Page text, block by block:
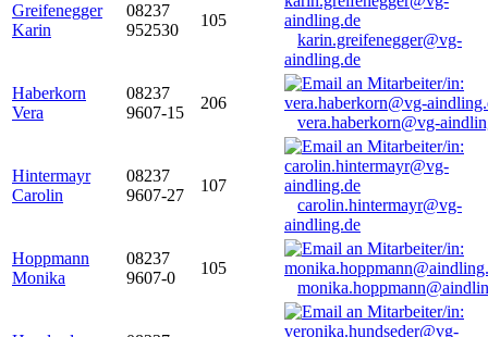
Greifenegger
Karin
08237
952530
105
karin.greifenegger@vg-
aindling.de
Haberkorn
Vera
08237
9607-15
206
vera.haberkorn@vg-
Hintermayr
Carolin
08237
9607-27
107
carolin.hintermayr@vg-
aindling.de
Hoppmann
Monika
08237
9607-0
105